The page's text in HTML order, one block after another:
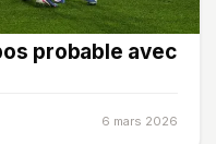
probable avec
6 mars 2026